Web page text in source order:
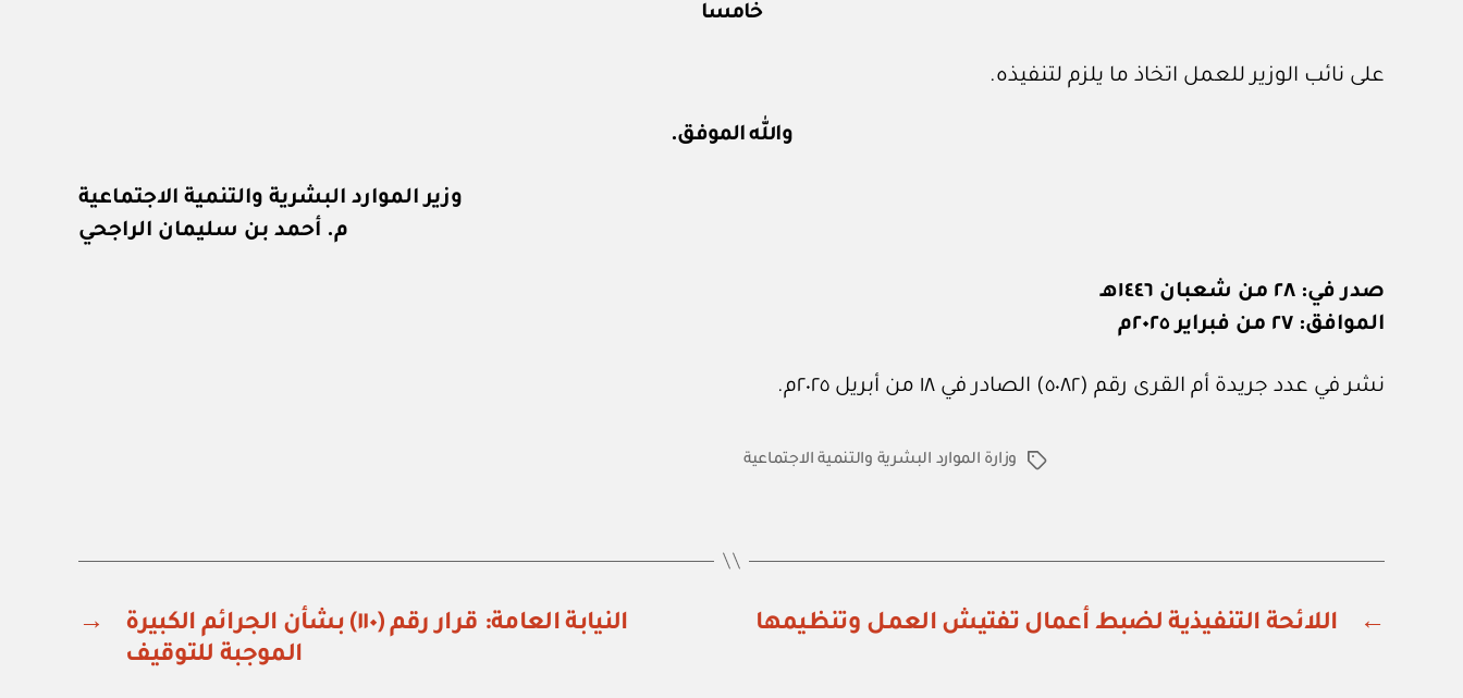
خامسا
على نائب الوزير للعمل اتخاذ ما يلزم لتنفيذه.
والله الموفق.
وزير الموارد البشرية والتنمية الاجتماعية
م. أحمد بن سليمان الراجحي
صدر في: ٢٨ من شعبان ١٤٤٦هـ
الموافق: ٢٧ من فبراير ٢٠٢٥م
نشر في عدد جريدة أم القرى رقم (٥٠٨٢) الصادر في ١٨ من أبريل ٢٠٢٥م.
الوسوموزارة الموارد البشرية والتنمية الاجتماعية
← اللائحة التنفيذية لضبط أعمال تفتيش العمل وتنظيمها →
النيابة العامة: قرار رقم (١١٠) بشأن الجرائم الكبيرة
الموجبة للتوقيف